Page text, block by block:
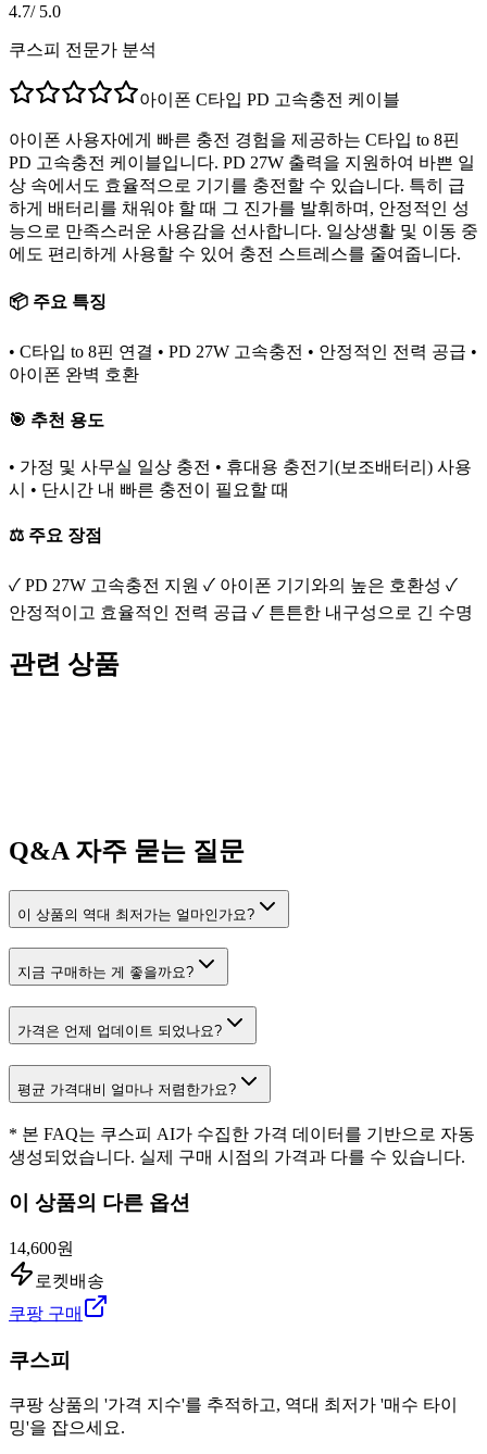
4.7/ 5.0
쿠스피 전문가 분석
아이폰 C타입 PD 고속충전 케이블
아이폰 사용자에게 빠른 충전 경험을 제공하는 C타입 to 8핀
PD 고속충전 케이블입니다. PD 27W 출력을 지원하여 바쁜 일
상 속에서도 효율적으로 기기를 충전할 수 있습니다. 특히 급
하게 배터리를 채워야 할 때 그 진가를 발휘하며, 안정적인 성
능으로 만족스러운 사용감을 선사합니다. 일상생활 및 이동 중
에도 편리하게 사용할 수 있어 충전 스트레스를 줄여줍니다.
📦 주요 특징
• C타입 to 8핀 연결 • PD 27W 고속충전 • 안정적인 전력 공급 •
아이폰 완벽 호환
🎯 추천 용도
• 가정 및 사무실 일상 충전 • 휴대용 충전기(보조배터리) 사용
시 • 단시간 내 빠른 충전이 필요할 때
⚖️ 주요 장점
✓ PD 27W 고속충전 지원 ✓ 아이폰 기기와의 높은 호환성 ✓
안정적이고 효율적인 전력 공급 ✓ 튼튼한 내구성으로 긴 수명
관련 상품
Q&A 자주 묻는 질문
이 상품의 역대 최저가는 얼마인가요?
지금 구매하는 게 좋을까요?
가격은 언제 업데이트 되었나요?
평균 가격대비 얼마나 저렴한가요?
* 본 FAQ는 쿠스피 AI가 수집한 가격 데이터를 기반으로 자동
생성되었습니다. 실제 구매 시점의 가격과 다를 수 있습니다.
이 상품의 다른 옵션
14,600원
로켓배송
쿠팡 구매
쿠스피
쿠팡 상품의 '가격 지수'를 추적하고, 역대 최저가 '매수 타이
밍'을 잡으세요.